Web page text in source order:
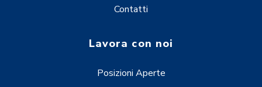
Contatti
Lavora con noi
Posizioni Aperte